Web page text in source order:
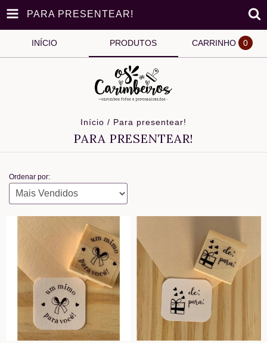
PARA PRESENTEAR!
INÍCIO PRODUTOS CARRINHO 0
Início / Para presentear!
PARA PRESENTEAR!
Ordenar por: